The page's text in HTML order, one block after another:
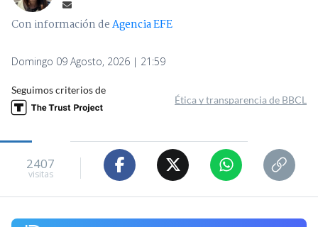
Con información deAgencia EFE
Domingo 09 Agosto, 2026 | 21:59
Seguimos criterios de
Ética y transparencia de BBCL
2407
visitas